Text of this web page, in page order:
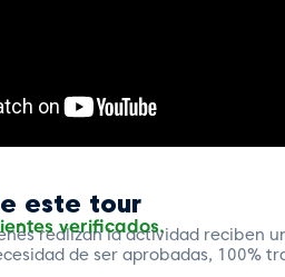
este tour
verificados.
realizan la actividad reciben
de ser aprobadas, 100%